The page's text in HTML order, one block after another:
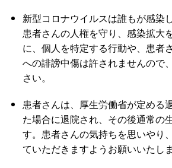
新型コロナウイルスは誰もが感染
患者さんの人権を守り、感染拡大
に、個人を特定する行動や、患者
への誹謗中傷は許されませんので
さい。
患者さんは、厚生労働省が定める
た場合に退院され、その後通常の
す。患者さんの気持ちを思いやり
ていただきますようお願いいたしま